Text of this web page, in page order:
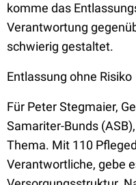
komme das
Verantwortung
schwierig gestaltet.
Entlassung ohne Risiko
Für Peter Stegmaier,
Samariter-Bunds
Thema. Mit 110
Verantwortliche, gebe